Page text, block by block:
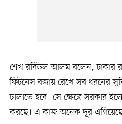
শেখ রবিউল আলম বলেন, ঢাকার
ফিটনেস বজায় রেখে সব ধরনের
চালাতে হবে। সে ক্ষেত্রে সরকার
করছে। এ কাজ অনেক দূর